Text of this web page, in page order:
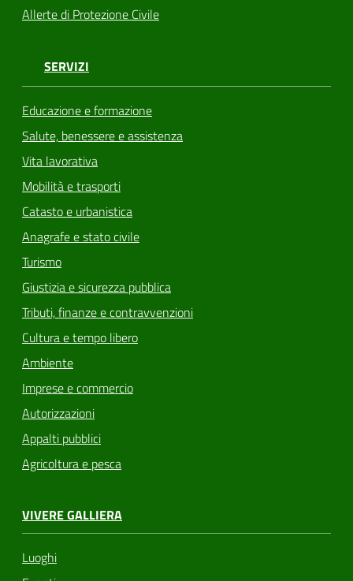
Allerte di Protezione Civile
SERVIZI
Educazione e formazione
Salute, benessere e assistenza
Vita lavorativa
Mobilità e trasporti
Catasto e urbanistica
Anagrafe e stato civile
Turismo
Giustizia e sicurezza pubblica
Tributi, finanze e contravvenzioni
Cultura e tempo libero
Ambiente
Imprese e commercio
Autorizzazioni
Appalti pubblici
Agricoltura e pesca
VIVERE GALLIERA
Luoghi